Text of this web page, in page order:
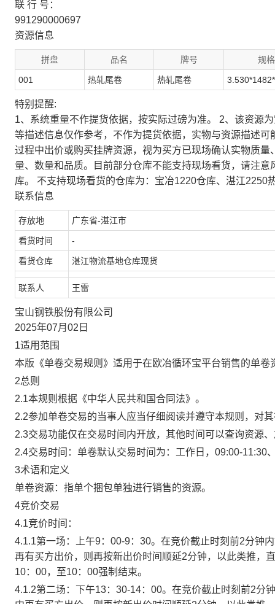
联 行 号：
991290000697
资源信息
拼盘 品名 牌号 规格
001 热轧尾卷 热轧尾卷
特别提醒:
1、系统重量不作提货依据，按实际过磅为准。 2、该资源
等描述信息仅作参考，不作为提货依据，实物与资源描述
过程中出价或购买挂牌资源，视为买方已现场确认实物质
量、数量和品质。目前部分仓库不能支持现场看货，请注
库。 不支持现场看货的仓库为：宝冶1220仓库、湛江2250
联系信息
存放地 广东省-湛江市
看货时间 -
看货仓库 湛江物流基地仓库现货
联系人 王雷
宝山钢铁股份有限公司
2025年07月02日
1适用范围
本版《单卷交易规则》适用于在欧冶循环宝平台销售的单卷
2总则
2.1本规则根据《中华人民共和国合同法》。
2.2参加单卷交易的当事人应当仔细阅读并遵守本规则，对
2.3交易功能仅在交易时间内开放，其他时间可以查询资源
2.4交易时间：单卷默认交易时间为：工作日，09:00-11:30
3术语和定义
单卷资源：指单个捆包单独进行销售的资源。
4竞价交易
4.1竞价时间：
4.1.1第一场：上午9：00-9：30。在竞价截止时刻前2分钟
再有买方出价，则再按新出价时间顺延2分钟，以此类推，
10：00，至10：00强制结束。
4.1.2第二场：下午13：30-14：00。在竞价截止时刻前2分